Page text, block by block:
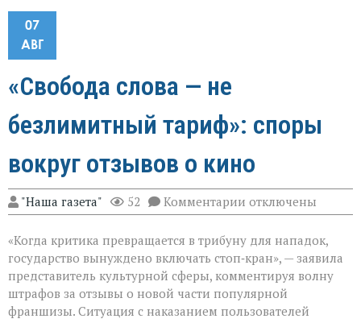
07
АВГ
«Свобода слова — не
безлимитный тариф»: споры
вокруг отзывов о кино
"Наша газета" 52 Комментарии к
записи
слова — не
безлимитный
тариф»:
споры
вокруг
отзывов
отключены
«Когда критика превращается в трибуну для нападок,
государство вынуждено включать стоп‑кран», — заявила
представитель культурной сферы, комментируя волну
штрафов за отзывы о новой части популярной
франшизы. Ситуация с наказанием пользователей